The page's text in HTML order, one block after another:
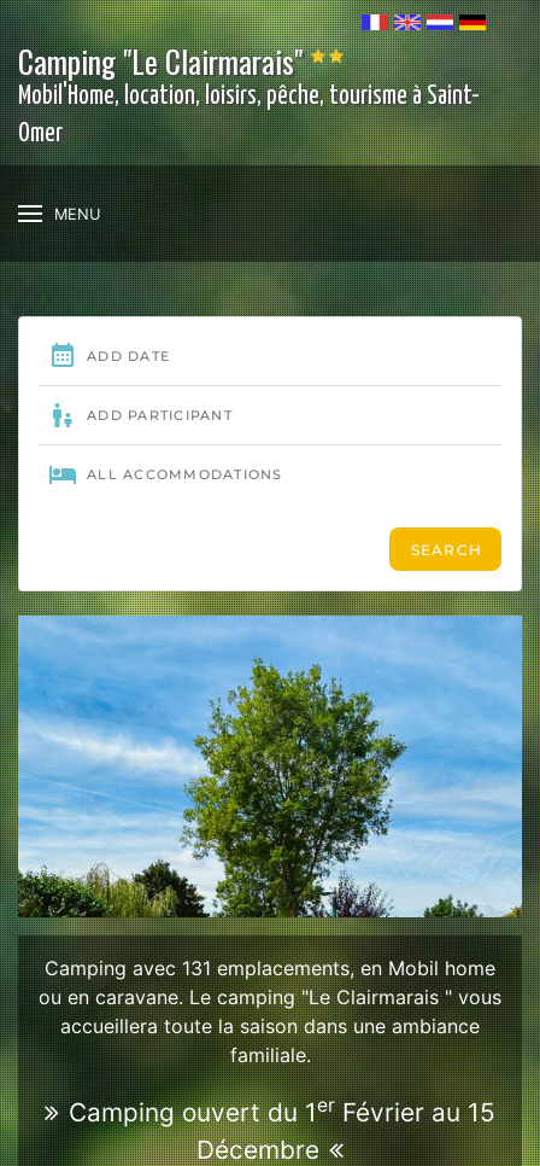
Camping "Le Clairmarais"
Mobil'Home, location, loisirs, pêche, tourisme à Saint-
Omer
MENU
Camping avec 131 emplacements, en Mobil home
ou en caravane. Le camping "Le Clairmarais " vous
accueillera toute la saison dans une ambiance
familiale.
Camping ouvert du 1erFévrier au 15
Décembre